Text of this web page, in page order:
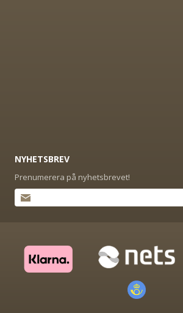
NYHETSBREV
Prenumerera på nyhetsbrevet!